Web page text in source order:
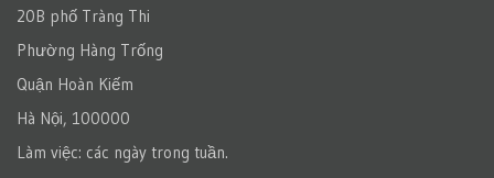
20B phố Tràng Thi
Phường Hàng Trống
Quận Hoàn Kiếm
Hà Nội, 100000
Làm việc: các ngày trong tuần.